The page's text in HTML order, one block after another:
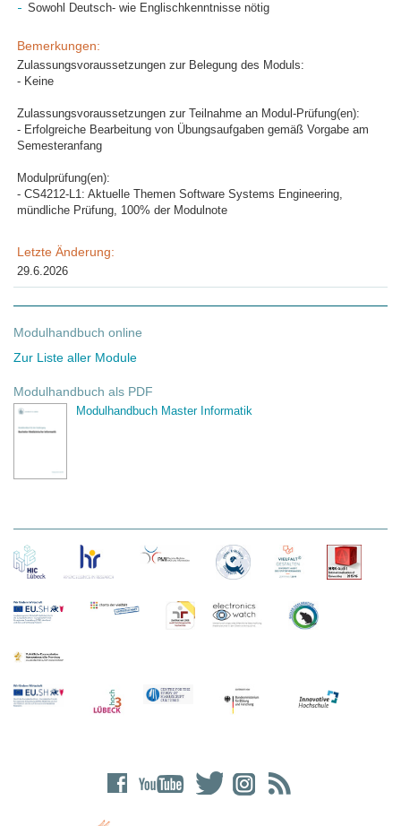
Sowohl Deutsch- wie Englischkenntnisse nötig
Bemerkungen:
Zulassungsvoraussetzungen zur Belegung des Moduls:
- Keine
Zulassungsvoraussetzungen zur Teilnahme an Modul-Prüfung(en):
- Erfolgreiche Bearbeitung von Übungsaufgaben gemäß Vorgabe am
Semesteranfang
Modulprüfung(en):
- CS4212-L1: Aktuelle Themen Software Systems Engineering,
mündliche Prüfung, 100% der Modulnote
Letzte Änderung:
29.6.2026
Modulhandbuch online
Zur Liste aller Module
Modulhandbuch als PDF
Modulhandbuch Master Informatik